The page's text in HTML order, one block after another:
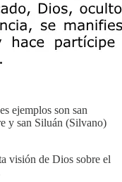
ejemplos son san
y san Siluán (Silvano)
visión de Dios sobre el